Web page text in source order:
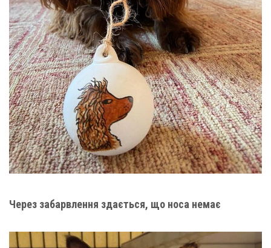
Через забарвлення здається, що носа немає